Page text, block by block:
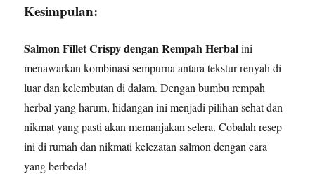
Kesimpulan:
Salmon Fillet Crispy dengan Rempah Herbalini
menawarkan kombinasi sempurna antara tekstur renyah di
luar dan kelembutan di dalam. Dengan bumbu rempah
herbal yang harum, hidangan ini menjadi pilihan sehat dan
nikmat yang pasti akan memanjakan selera. Cobalah resep
ini di rumah dan nikmati kelezatan salmon dengan cara
yang berbeda!